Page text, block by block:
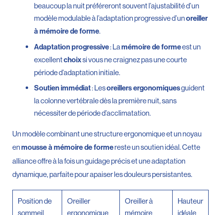
beaucoup la nuit préféreront souvent l’ajustabilité d’un
modèle modulable à l’adaptation progressive d’unoreiller
à mémoire de forme.
Adaptation progressive: Lamémoire de formeest un
excellentchoixsi vous ne craignez pas une courte
période d’adaptation initiale.
Soutien immédiat: Lesoreillers ergonomiquesguident
la colonne vertébrale dès la première nuit, sans
nécessiter de période d’acclimatation.
Un modèle combinant une structure ergonomique et un noyau
enmousse à mémoire de formereste un soutien idéal. Cette
alliance offre à la fois un guidage précis et une adaptation
dynamique, parfaite pour apaiser les douleurs persistantes.
Position de
sommeil
Oreiller
ergonomique
Oreiller à
mémoire
Hauteur
idéale